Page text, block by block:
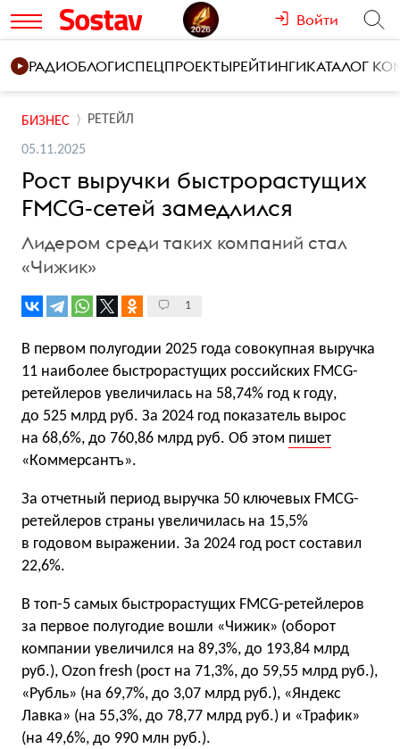
Войти
РАДИОБЛОГИСПЕЦПРОЕКТЫРЕЙТИНГИКАТАЛОГ
БИЗНЕС РЕТЕЙЛ
05.11.2025
Рост выручки быстрорастущих
FMCG-сетей замедлился
Лидером среди таких компаний стал
«Чижик»
1
В первом полугодии 2025 года совокупная выручка
11 наиболее быстрорастущих российских FMCG-
ретейлеров увеличилась на 58,74% год к году,
до 525 млрд руб. За 2024 год показатель вырос
на 68,6%, до 760,86 млрд руб. Об этом пишет
«Коммерсантъ».
За отчетный период выручка 50 ключевых FMCG-
ретейлеров страны увеличилась на 15,5%
в годовом выражении. За 2024 год рост составил
22,6%.
В топ-5 самых быстрорастущих FMCG-ретейлеров
за первое полугодие вошли «Чижик» (оборот
компании увеличился на 89,3%, до 193,84 млрд
руб.), Ozon fresh (рост на 71,3%, до 59,55 млрд руб.),
«Рубль» (на 69,7%, до 3,07 млрд руб.), «Яндекс
Лавка» (на 55,3%, до 78,77 млрд руб.) и «Трафик»
(на 49,6%, до 990 млн руб.).